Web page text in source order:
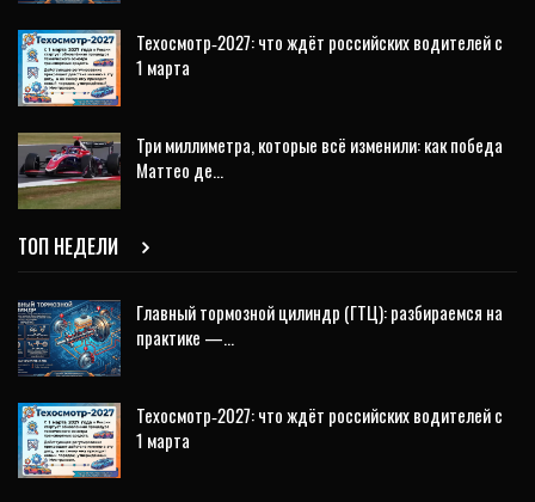
Техосмотр‑2027: что ждёт российских водителей с
1 марта
Три миллиметра, которые всё изменили: как победа
Маттео де…
ТОП НЕДЕЛИ
Главный тормозной цилиндр (ГТЦ): разбираемся на
практике —…
Техосмотр‑2027: что ждёт российских водителей с
1 марта